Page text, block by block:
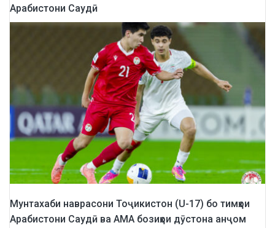
Арабистони Саудӣ
Мунтахаби наврасони Тоҷикистон (U-17) бо тимҳои
Арабистони Саудӣ ва АМА бозиҳои дӯстона анҷом